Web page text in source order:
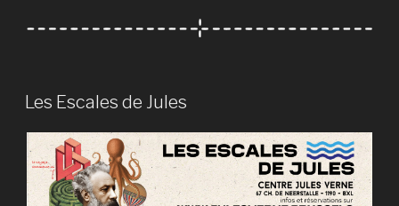
PUBLIÉ
LE
Les Escales de Jules